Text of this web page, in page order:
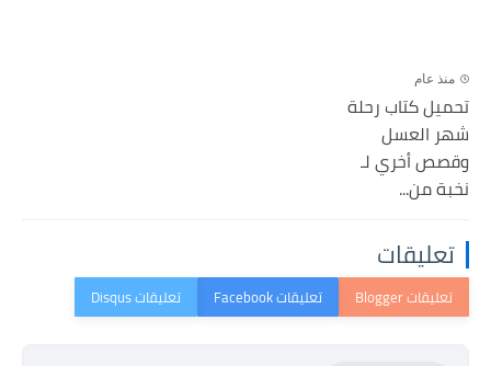
منذ عام
تحميل كتاب رحلة
شھر العسل
وقصص أخري لـ
نخبة من...
تعليقات